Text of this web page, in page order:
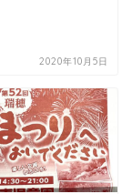
2020年10月5日